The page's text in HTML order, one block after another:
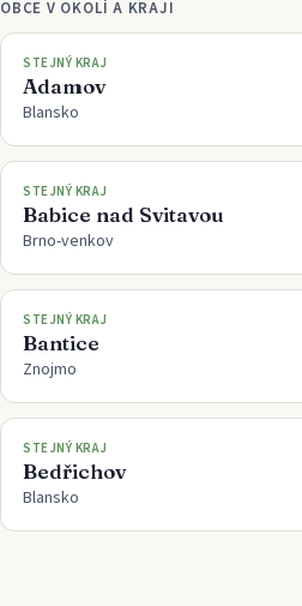
OBCE V OKOLÍ A KRAJI
STEJNÝ KRAJ
Adamov
Blansko
STEJNÝ KRAJ
Babice nad Svitavou
Brno-venkov
STEJNÝ KRAJ
Bantice
Znojmo
STEJNÝ KRAJ
Bedřichov
Blansko